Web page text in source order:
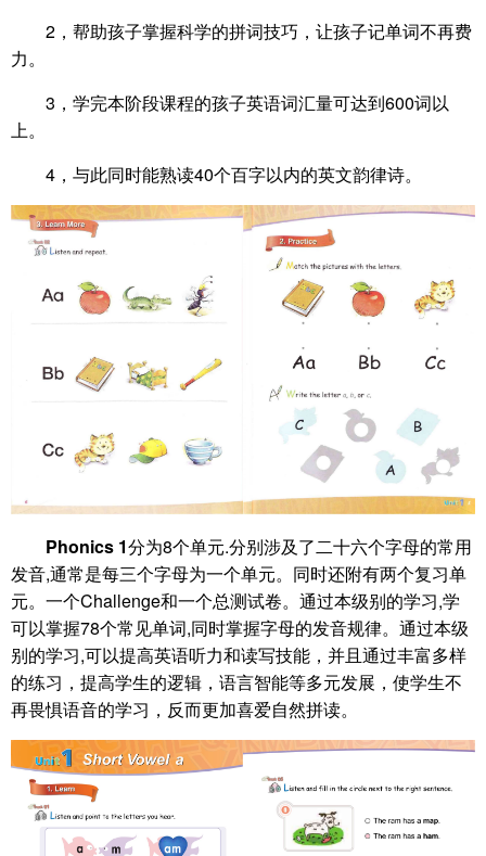
2，帮助孩子掌握科学的拼词技巧，让孩子记单词不再费
力。
3，学完本阶段课程的孩子英语词汇量可达到600词以
上。
4，与此同时能熟读40个百字以内的英文韵律诗。
Phonics 1分为8个单元.分别涉及了二十六个字母的常用
发音,通常是每三个字母为一个单元。同时还附有两个复习单
元。一个Challenge和一个总测试卷。通过本级别的学习,学
可以掌握78个常见单词,同时掌握字母的发音规律。通过本级
别的学习,可以提高英语听力和读写技能，并且通过丰富多样
的练习，提高学生的逻辑，语言智能等多元发展，使学生不
再畏惧语音的学习，反而更加喜爱自然拼读。